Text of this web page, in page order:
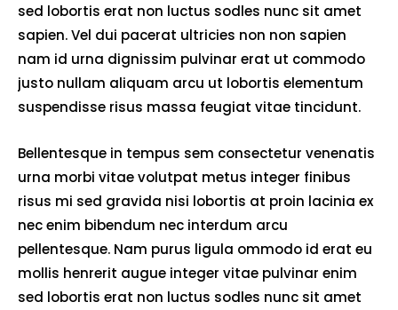
sed lobortis erat non luctus sodles nunc sit amet
sapien. Vel dui pacerat ultricies non non sapien
nam id urna dignissim pulvinar erat ut commodo
justo nullam aliquam arcu ut lobortis elementum
suspendisse risus massa feugiat vitae tincidunt.
Bellentesque in tempus sem consectetur venenatis
urna morbi vitae volutpat metus integer finibus
risus mi sed gravida nisi lobortis at proin lacinia ex
nec enim bibendum nec interdum arcu
pellentesque. Nam purus ligula ommodo id erat eu
mollis henrerit augue integer vitae pulvinar enim
sed lobortis erat non luctus sodles nunc sit amet